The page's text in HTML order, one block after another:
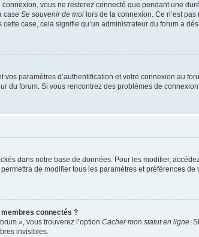
connexion, vous ne resterez connecté que pendant une
case Se souvenir de moi lors de la connexion. Ce n’est
case, cela signifie qu’un administrateur du forum a
paramètres d’authentification et votre connexion au
du forum. Si vous rencontrez des problèmes de
dans notre base de données. Pour les modifier,
de modifier tous les paramètres et préférences de
connectés ?
», vous trouverez l’option Cacher mon statut en ligne.
invisibles.